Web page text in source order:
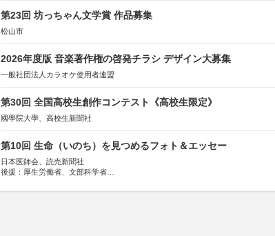
第23回 坊っちゃん文学賞 作品募集
松山市
2026年度版 音楽著作権の啓発チラシ デザイン大募集
一般社団法人カラオケ使用者連盟
第30回 全国高校生創作コンテスト《高校生限定》
國學院大學、高校生新聞社
第10回 生命（いのち）を見つめるフォト＆エッセー
日本医師会、読売新聞社
後援：厚生労働省、文部科学省